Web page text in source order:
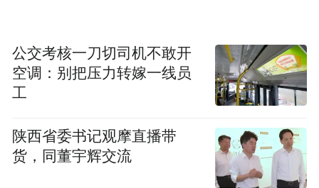
公交考核一刀切司机不敢开
空调：别把压力转嫁一线员
工
陕西省委书记观摩直播带
货，同董宇辉交流